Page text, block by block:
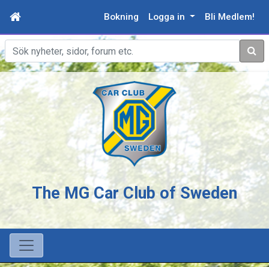
Bokning Logga in Bli Medlem!
Sök
The MG Car Club of Sweden